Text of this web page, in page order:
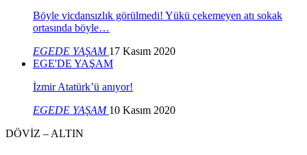
Böyle vicdansızlık görülmedi! Yükü çekemeyen atı sokak
ortasında böyle…
EGEDE YAŞAM 17 Kasım 2020
EGE'DE YAŞAM
İzmir Atatürk’ü anıyor!
EGEDE YAŞAM 10 Kasım 2020
DÖVİZ – ALTIN